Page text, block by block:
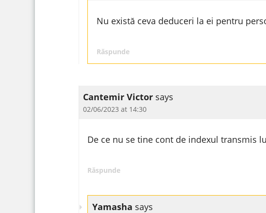
Nu există ceva deduceri la ei pentru
Răspunde
Cantemir Victor says
02/06/2023 at 14:30
De ce nu se tine cont de indexul transmis
Răspunde
Yamasha says